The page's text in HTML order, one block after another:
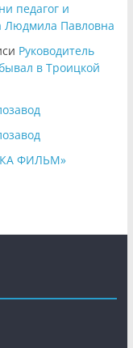
педагог и
Людмила Павловна
Руководитель
в Троицкой
ФИЛЬМ»